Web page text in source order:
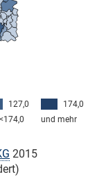
174,0
und mehr
127,0
2015